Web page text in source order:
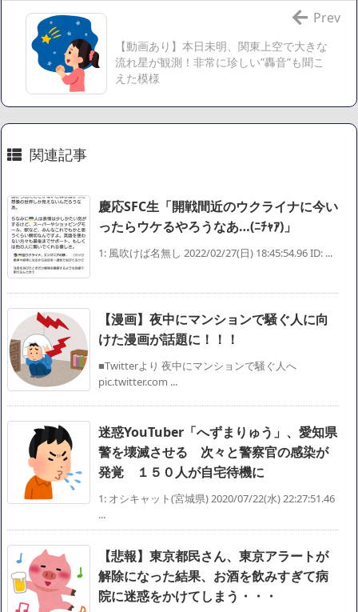
【悲報】ジェネリック医薬品、4割が承認書と異なる製造だ
ったことが発覚「衝撃的な数字だ」
【速報】楽天グループ、減損損失約160億円と約700億円の繰
延税金資産の取崩し
【悲報】読売新聞、「避難所の自販機が壊されて窃盗され
【動画あり】本日未明、関東上空で大きな
流れ星が観測！非常に珍しい”轟音”も聞こ
えた模様
Prev
関連記事
慶応SFC生「開戦間近のウクライナに今い
ったらウケるやろうなあ…(ﾆﾁｬｱ)」
1: 風吹けば名無し 2022/02/27(日) 18:45:54.96 ID: ...
【漫画】夜中にマンションで騒ぐ人に向
けた漫画が話題に！！！
■Twitterより 夜中にマンションで騒ぐ人へ
pic.twitter.com ...
迷惑YouTuber「へずまりゅう」、愛知県
警を壊滅させる 次々と警察官の感染が
発覚 １５０人が自宅待機に
1: オシキャット(宮城県) 2020/07/22(水) 22:27:51.46
...
【悲報】東京都民さん、東京アラートが
解除になった結果、お酒を飲みすぎて病
院に迷惑をかけてしまう・・・